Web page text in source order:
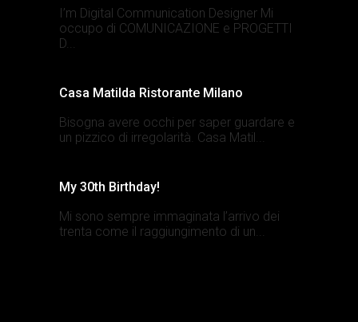
I’m Digital Communication Designer Mi
occupo di COMUNICAZIONE e PROGETTI
D...
Casa Matilda Ristorante Milano
Bisogna avere occhi per saper guardare e
un pizzico di irregolarità. Casa Matil...
My 30th Birthday!
Mi sono sempre immaginata l’arrivo dei
trenta come il raggiungimento di un...